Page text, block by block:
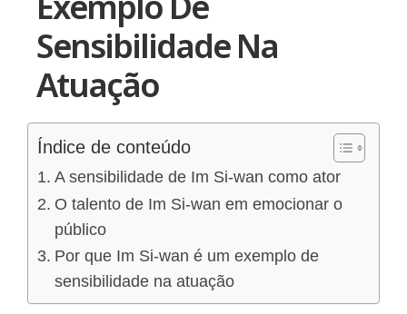
Sensibilidade Na
Atuação
Índice de conteúdo
A sensibilidade de Im Si-wan como ator
O talento de Im Si-wan em emocionar o
público
Por que Im Si-wan é um exemplo de
sensibilidade na atuação